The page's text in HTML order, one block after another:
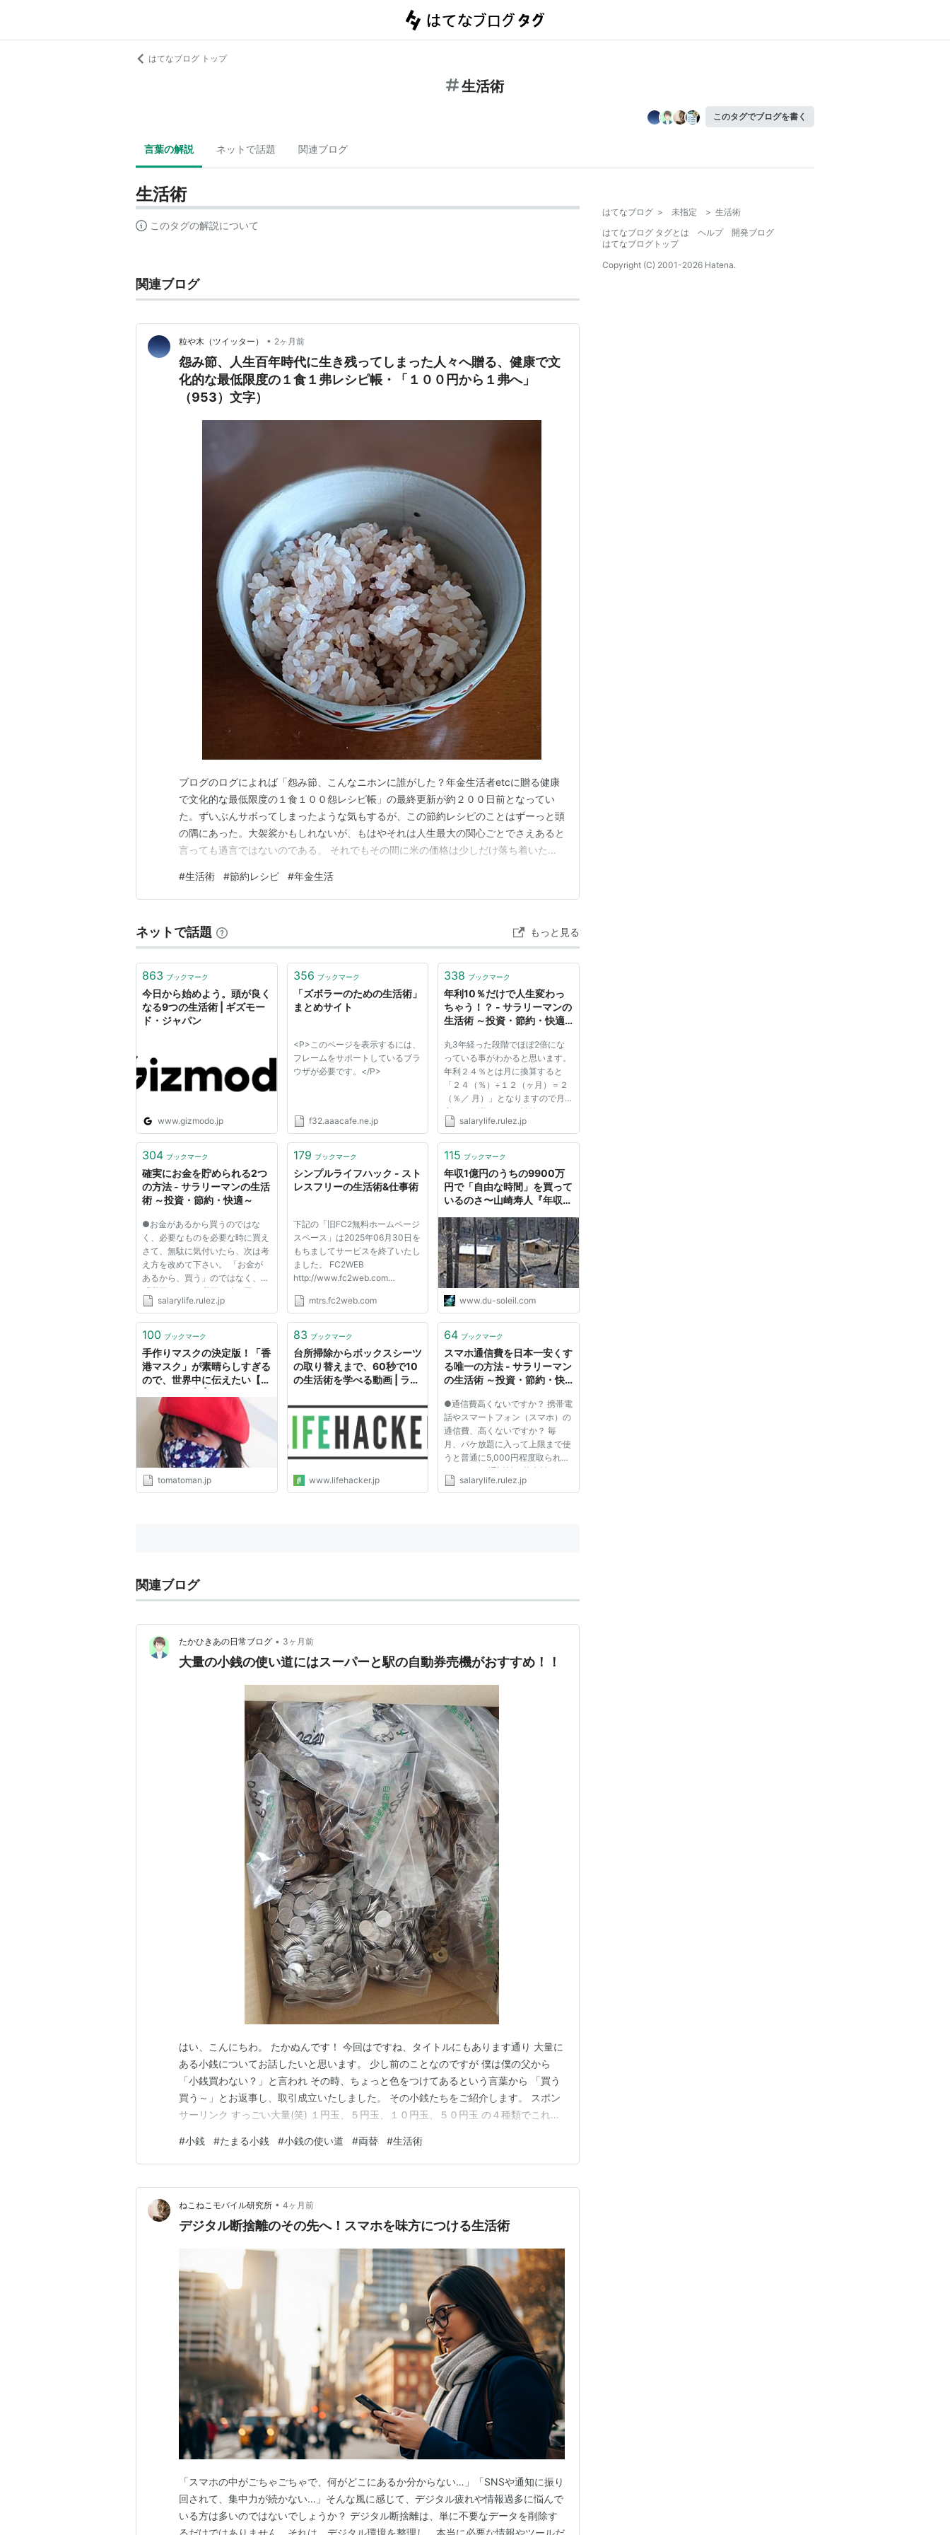
はてなブログ トップ
生活術
このタグでブログを書く
言葉の解説 ネットで話題 関連ブログ
生活術
このタグの解説について
関連ブログ
粒や木（ツイッター） • 2ヶ月前
怨み節、人生百年時代に生き残ってしまった人々へ贈る、健康で文
化的な最低限度の１食１弗レシピ帳・「１００円から１弗へ」
（953）文字）
ブログのログによれば「怨み節、こんなニホンに誰がした？年金生活者etcに贈る健康
で文化的な最低限度の１食１００怨レシピ帳」の最終更新が約２００日前となってい
た。ずいぶんサボってしまったような気もするが、この節約レシピのことはずーっと頭
の隅にあった。大袈裟かもしれないが、もはやそれは人生最大の関心ごとでさえあると
言っても過言ではないのである。 それでもその間に米の価格は少しだけ落ち着いた。
そりゃそうだろう。いくら何でもこれだけ物価が上昇する中で、労働者ならわずかでも
賃金が上がることもあるだろうが、年金受給額が据え置きで…
#生活術 #節約レシピ #年金生活
ネットで話題 もっと見る
863 ブックマーク
今日から始めよう。頭が良く
なる9つの生活術 | ギズモー
ド・ジャパン
www.gizmodo.jp
356 ブックマーク
「ズボラーのための生活術」
まとめサイト
<P>このページを表示するには、
フレームをサポートしているブラ
ウザが必要です。</P>
f32.aaacafe.ne.jp
338 ブックマーク
年利10％だけで人生変わっ
ちゃう！？ - サラリーマンの
生活術 ～投資・節約・快適
丸3年経った段階でほぼ2倍にな
っている事がわかると思います。
年利２４％とは月に換算すると
「２４（％）÷１２（ヶ月）＝２
（％／ 月）」となりますので月
利２％で増えていく計算になりま
す。 年利４％の運用だと「７
（年）」となり、１８年で資金が
る年利10％で...
salarylife.rulez.jp
304 ブックマーク
確実にお金を貯められる2つ
の方法 - サラリーマンの生活
術 ～投資・節約・快適～
●お金があるから買うのではな
く、必要なものを必要な時に買え
さて、無駄に気付いたら、次は考
え方を改めて下さい。 「お金が
あるから、買う」のではなく、
「必要なものを必要な時に買う」
ということです。 ちょっと分か
ばボーナスが出てお金があるか
お金...
salarylife.rulez.jp
179 ブックマーク
シンプルライフハック - スト
レスフリーの生活術&仕事術
下記の「旧FC2無料ホームページ
スペース」は2025年06月30日を
もちましてサービスを終了いたし
ました。 FC2WEB
http://www.fc2web.com
http://www.gooside.com k-
Easter http://www.easter.ne.jp
http://www.55street.net
ZERO_CITY.com
http://www.zero-city.com OJIJ...
mtrs.fc2web.com
115 ブックマーク
年収1億円のうちの9900万
円で「自由な時間」を買って
いるのさ〜山崎寿人『年収
術』 - 太陽がまぶしかったか
ら
www.du-soleil.com
100 ブックマーク
手作りマスクの決定版！「香
港マスク」が素晴らしすぎる
ので、世界中に伝えたい【作
斜め上行く生活術
tomatoman.jp
83 ブックマーク
台所掃除からボックスシーツ
の取り替えまで、60秒で10
の生活術を学べる動画 | ライ
www.lifehacker.jp
64 ブックマーク
スマホ通信費を日本一安くす
る唯一の方法 - サラリーマン
の生活術 ～投資・節約・快
●通信費高くないですか？ 携帯電
話やスマートフォン（スマホ）の
通信費、高くないですか？ 毎
月、パケ放題に入って上限まで使
うと普通に5,000円程度取られま
す。 それに通話料や基本料みた
いのが掛かってくるので1台あた
salarylife.rulez.jp
関連ブログ
たかひきあの日常ブログ • 3ヶ月前
大量の小銭の使い道にはスーパーと駅の自動券売機がおすすめ！！
はい、こんにちわ。 たかぬんです！ 今回はですね、タイトルにもあります通り 大量に
ある小銭についてお話したいと思います。 少し前のことなのですが 僕は僕の父から
「小銭買わない？」と言われ その時、ちょっと色をつけてあるという言葉から 「買う
買う～」とお返事し、取引成立いたしました。 その小銭たちをご紹介します。 スポン
サーリンク すっごい大量(笑) １円玉、５円玉、１０円玉、５０円玉 の４種類でこれだ
えてしまいますが うちの嫁が色々とやってくれていました。 まず、小銭の一番手っ取
り速い両替方法としては 銀行や郵…
#小銭 #たまる小銭 #小銭の使い道 #両替 #生活術
ねこねこモバイル研究所 • 4ヶ月前
デジタル断捨離のその先へ！スマホを味方につける生活術
「スマホの中がごちゃごちゃで、何がどこにあるか分からない…」「SNSや通知に振り
回されて、集中力が続かない…」そんな風に感じて、デジタル疲れや情報過多に悩んで
いる方は多いのではないでしょうか？ デジタル断捨離は、単に不要なデータを削除す
はてなブログ > 未指定 > 生活術
はてなブログ タグとは
ヘルプ
開発ブログ
はてなブログトップ
Copyright (C) 2001-2026 Hatena.